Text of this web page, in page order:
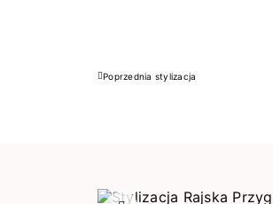
Poprzedni
Poprzednia stylizacja